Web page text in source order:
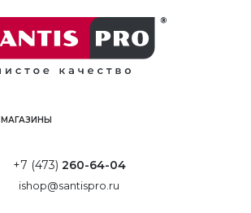
МАГАЗИНЫ
+7 (473) 260-64-04
ishop@santispro.ru